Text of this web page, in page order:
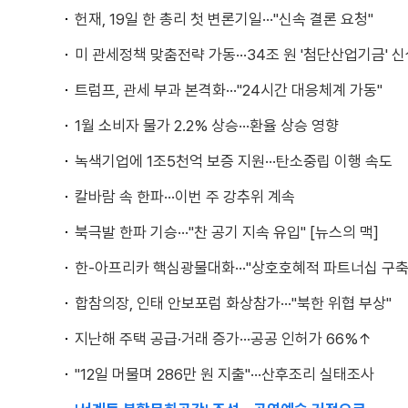
헌재, 19일 한 총리 첫 변론기일···"신속 결론 요청"
미 관세정책 맞춤전략 가동···34조 원 '첨단산업기금'
트럼프, 관세 부과 본격화···"24시간 대응체계 가동"
1월 소비자 물가 2.2% 상승···환율 상승 영향
녹색기업에 1조5천억 보증 지원···탄소중립 이행 속도
칼바람 속 한파···이번 주 강추위 계속
북극발 한파 기승···"찬 공기 지속 유입" [뉴스의 맥]
한-아프리카 핵심광물대화···"상호호혜적 파트너십 구
합참의장, 인태 안보포럼 화상참가···"북한 위협 부상"
지난해 주택 공급·거래 증가···공공 인허가 66%↑
"12일 머물며 286만 원 지출"···산후조리 실태조사